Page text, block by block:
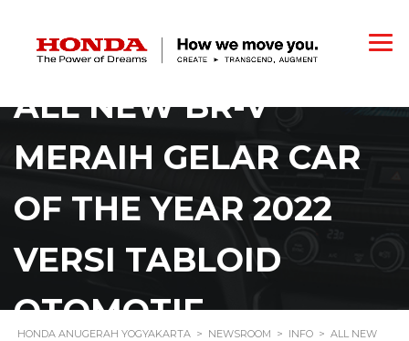
ALL NEW BR-V
MERAIH GELAR CAR
OF THE YEAR 2022
VERSI TABLOID
OTOMOTIF
HONDA ANUGERAH YOGYAKARTA > NEWSROOM > INFO > ALL NEW